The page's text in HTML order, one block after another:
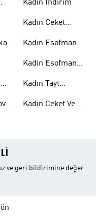
Kadın Indirim
Kadın Ceket
Kadın Esofman
Kadin Esofman
Kadın Tayt
Kadin Ceket Ve
ve geri bildirimine değer